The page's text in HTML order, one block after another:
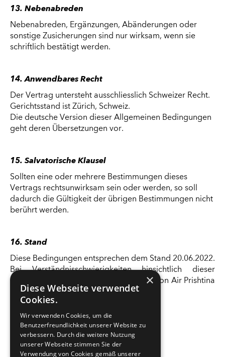
13. Nebenabreden
Nebenabreden, Ergänzungen, Abänderungen oder
sonstige Zusicherungen sind nur wirksam, wenn sie
schriftlich bestätigt werden.
14. Anwendbares Recht
Der Vertrag untersteht ausschliesslich Schweizer Recht.
Gerichtsstand ist Zürich, Schweiz.
Die deutsche Version dieser Allgemeinen Bedingungen
geht deren Übersetzungen vor.
15. Salvatorische Klausel
Sollten eine oder mehrere Bestimmungen dieses
Vertrags rechtsunwirksam sein oder werden, so soll
dadurch die Gültigkeit der übrigen Bestimmungen nicht
berührt werden.
16. Stand
Diese Bedingungen entsprechen dem Stand 20.06.2022.
Bei Verständnisschwierigkeiten hinsichtlich dieser
Angaben hilft Ihnen das Service Center von Air Prishtina
AG.
×
Diese Webseite verwendet
Cookies.
Wir verwenden Cookies, um die
Benutzerfreundlichkeit unserer Website zu
verbessern. Durch die weitere Nutzung
unserer Webseite stimmen Sie der
Verwendung von Cookies gemäß unserer